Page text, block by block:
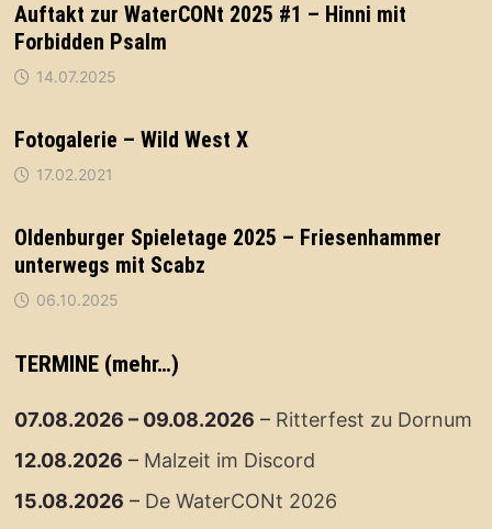
Auftakt zur WaterCONt 2025 #1 – Hinni mit
Forbidden Psalm
14.07.2025
Fotogalerie – Wild West X
17.02.2021
Oldenburger Spieletage 2025 – Friesenhammer
unterwegs mit Scabz
06.10.2025
TERMINE (mehr…)
07.08.2026 – 09.08.2026 – Ritterfest zu Dornum
12.08.2026 – Malzeit im Discord
15.08.2026 – De WaterCONt 2026